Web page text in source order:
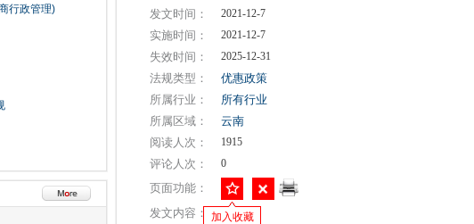
行政管理)
发文时间：
2021-12-7
实施时间： 2021-12-7
失效时间： 2025-12-31
法规类型：
优惠政策
所属行业：
所有行业
所属区域：
云南
阅读人次：
1915
评论人次： 0
页面功能：
加入收藏
发文内容：